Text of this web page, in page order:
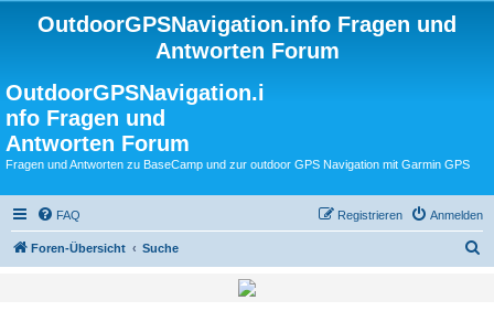
OutdoorGPSNavigation.info Fragen und
Antworten Forum
OutdoorGPSNavigation.i
nfo Fragen und
Antworten Forum
Fragen und Antworten zu BaseCamp und zur outdoor GPS Navigation mit Garmin GPS
FAQ Anmelden
Registrieren
Foren-Übersicht Suche